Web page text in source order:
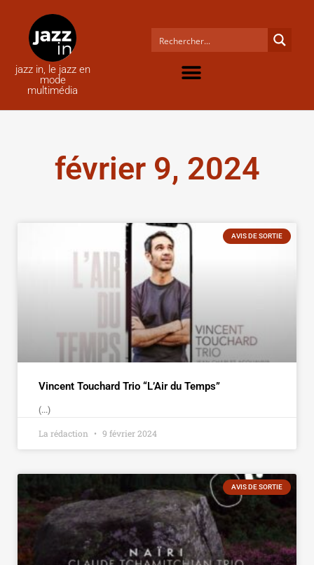
jazz in, le jazz en
mode
multimédia
février 9, 2024
AVIS DE SORTIE
Vincent Touchard Trio “L’Air du Temps”
(...)
La rédaction 9 février 2024
AVIS DE SORTIE